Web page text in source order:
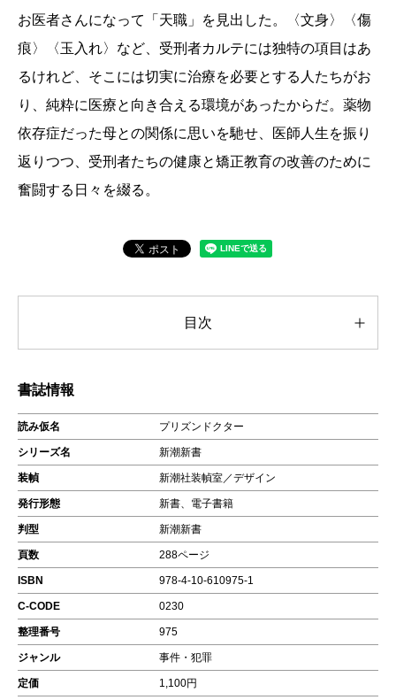
お医者さんになって「天職」を見出した。〈文身〉〈傷
痕〉〈玉入れ〉など、受刑者カルテには独特の項目はあ
るけれど、そこには切実に治療を必要とする人たちがお
り、純粋に医療と向き合える環境があったからだ。薬物
依存症だった母との関係に思いを馳せ、医師人生を振り
返りつつ、受刑者たちの健康と矯正教育の改善のために
奮闘する日々を綴る。
目次
書誌情報
読み仮名 プリズンドクター
シリーズ名 新潮新書
装幀 新潮社装幀室／デザイン
発行形態 新書、電子書籍
判型 新潮新書
頁数 288ページ
ISBN 978-4-10-610975-1
C-CODE 0230
整理番号 975
ジャンル 事件・犯罪
定価 1,100円